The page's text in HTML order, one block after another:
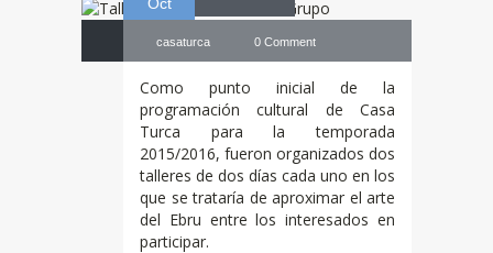
casaturca 0 Comment
Como punto inicial de la
programación cultural de Casa
Turca para la temporada
2015/2016, fueron organizados dos
talleres de dos días cada uno en los
que se trataría de aproximar el arte
del Ebru entre los interesados en
participar.